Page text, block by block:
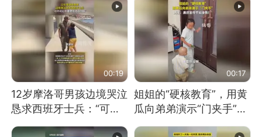
到又舞又武的？
00:19
12岁摩洛哥男孩边境哭泣
恳求西班牙士兵：“可不
可以不要把我遣返回国”
00:17
姐姐的“硬核教育”，用黄
瓜向弟弟演示“门夹手”，
网友：果然言传不如身